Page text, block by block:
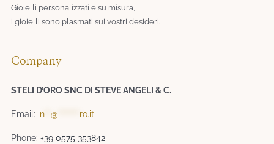
Gioielli personalizzati e su misura,
i gioielli sono plasmati sui vostri desideri.​
Company
STELI D’ORO SNC DI STEVE ANGELI & C.
Email: in **@ ro.it
Phone:+39 0575 353842